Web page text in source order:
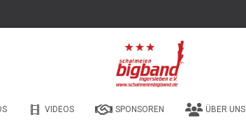
VIDEOS SPONSOREN ÜBER UNS